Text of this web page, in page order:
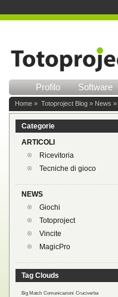
Profilo Software
Home » Totoproject Blog » News »
Categorie
ARTICOLI
Ricevitoria
Tecniche di gioco
NEWS
Giochi
Totoproject
Vincite
MagicPro
Tag Clouds
Big Match Comunicazioni Cruciverba